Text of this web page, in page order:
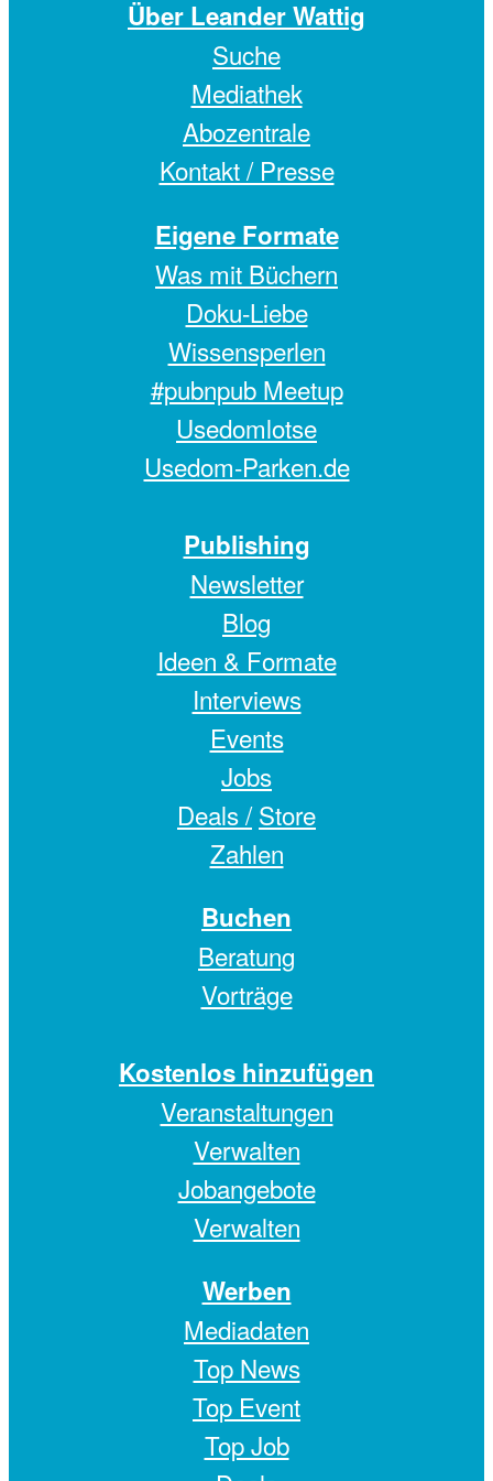
Über Leander Wattig
Suche
Mediathek
Abozentrale
Kontakt / Presse
Eigene Formate
Was mit Büchern
Doku-Liebe
Wissensperlen
#pubnpub Meetup
Usedomlotse
Usedom-Parken.de
Publishing
Newsletter
Blog
Ideen & Formate
Interviews
Events
Jobs
Deals / Store
Zahlen
Buchen
Beratung
Vorträge
Kostenlos hinzufügen
Veranstaltungen
Verwalten
Jobangebote
Verwalten
Werben
Mediadaten
Top News
Top Event
Top Job